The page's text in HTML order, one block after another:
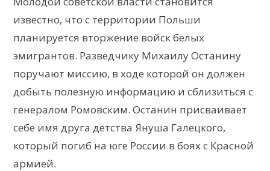
известно, что с территории Польши
планируется вторжение войск белых
эмигрантов. Разведчику Михаилу Останину
поручают миссию, в ходе которой он должен
добыть полезную информацию и сблизиться с
генералом Ромовским. Останин присваивает
себе имя друга детства Януша Галецкого,
который погиб на юге России в боях с Красной
армией.